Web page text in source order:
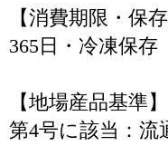
【消費期限・保存
365日・冷凍保存
【地場産品基準】
第4号に該当：流